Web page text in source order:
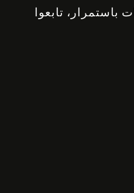
باستمرار، تابعوا